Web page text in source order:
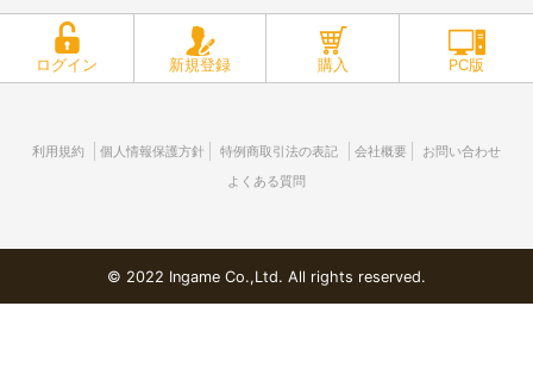
ログイン 新規登録 購入 PC版
利用規約 個人情報保護方針 特例商取引法の表記 会社概要
お問い合わせ
よくある質問
© 2022 Ingame Co.,Ltd. All rights reserved.